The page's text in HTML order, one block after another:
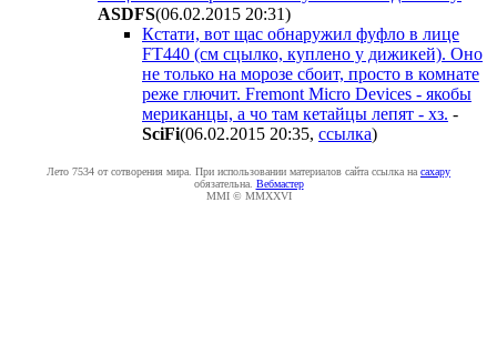
ASDFS(06.02.2015 20:31)
Кстати, вот щас обнаружил фуфло в лице
FT440 (см сцылко, куплено у дижикей). Оно
не только на морозе сбоит, просто в комнате
реже глючит. Fremont Micro Devices - якобы
мериканцы, а чо там кетайцы лепят - хз. -
SciFi(06.02.2015 20:35, ссылка)
Лето 7534 от сотворения мира. При использовании материалов сайта ссылка на caxapу
обязательна. Вебмастер
MMI © MMXXVI